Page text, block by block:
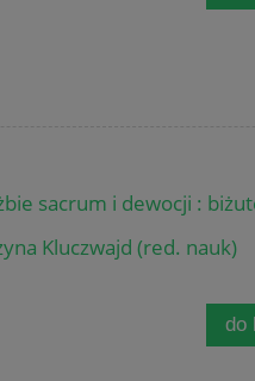
sacrum i dewocji :
Kluczwajd (red. nauk)
do